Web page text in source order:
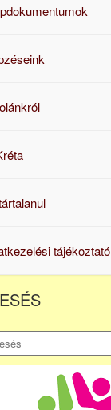
tájékoztató